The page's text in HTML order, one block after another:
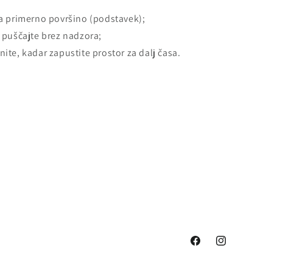
primerno površino (podstavek);
brez nadzora;
kadar zapustite prostor za dalj časa.
FacebookInstagram